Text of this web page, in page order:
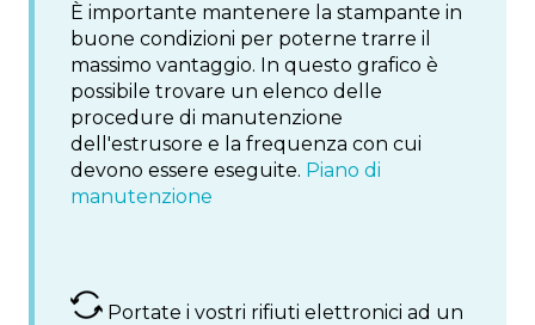
È importante mantenere la stampante in
buone condizioni per poterne trarre il
massimo vantaggio. In questo grafico è
possibile trovare un elenco delle
procedure di manutenzione
dell'estrusore e la frequenza con cui
devono essere eseguite. Piano di
manutenzione
Portate i vostri rifiuti elettronici ad un